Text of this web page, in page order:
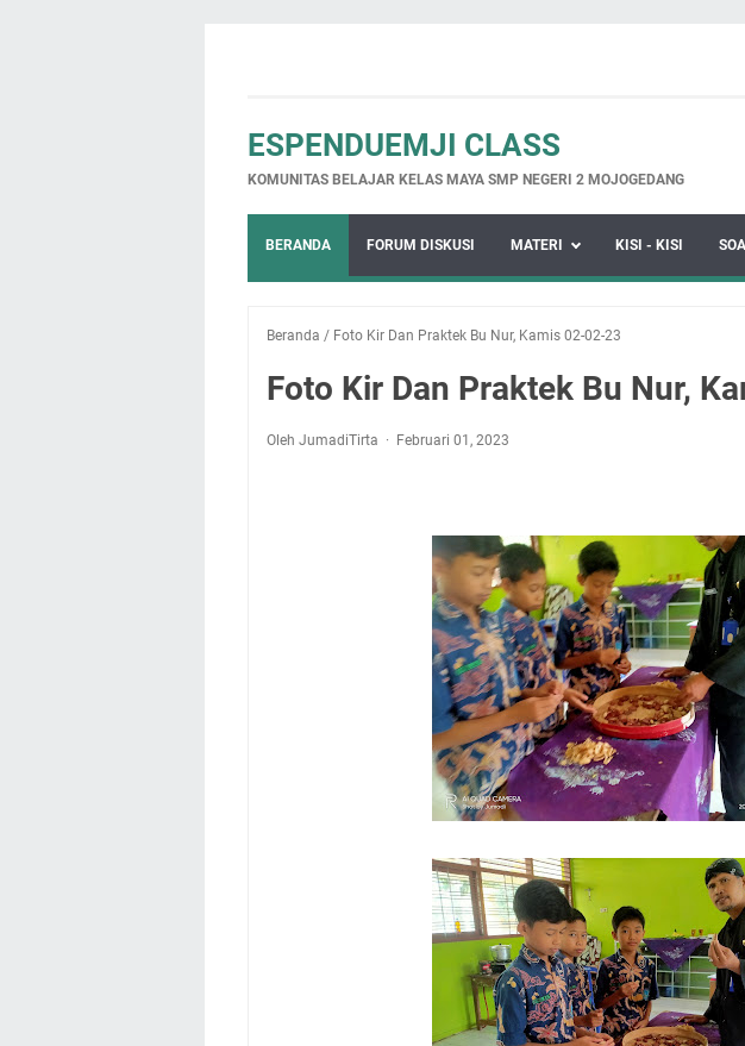
ESPENDUEMJI CLASS
KOMUNITAS BELAJAR KELAS MAYA SMP NEGERI 2 MOJOGEDANG
BERANDA FORUM DISKUSI MATERI KISI - KISI
Beranda / Foto Kir Dan Praktek Bu Nur, Kamis 02-02-23
Foto Kir Dan Praktek Bu Nur,
Oleh JumadiTirta Februari 01, 2023